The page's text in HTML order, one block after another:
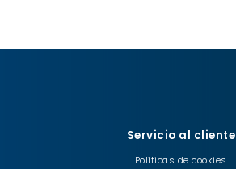
Servicio al cliente
Políticas de cookies